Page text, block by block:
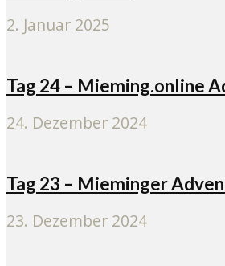
2. Januar 2025
Tag 24 – Mieming.online
24. Dezember 2024
Tag 23 – Mieminger
23. Dezember 2024